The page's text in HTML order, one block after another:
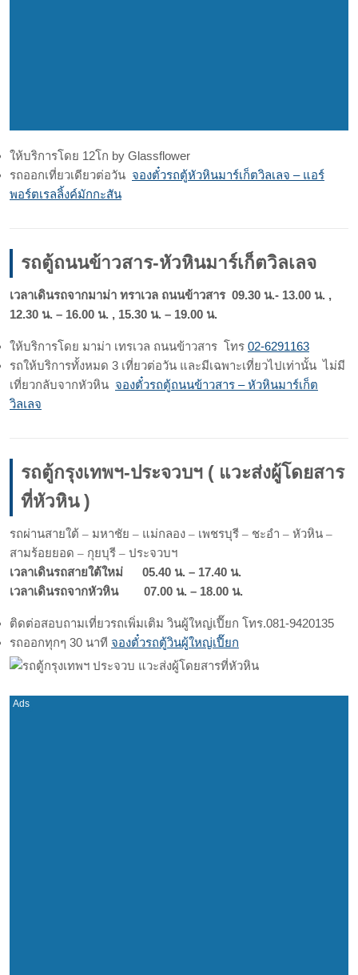
ให้บริการโดย 12โก by Glassflower
รถออกเที่ยวเดียวต่อวัน จองตั๋วรถตู้หัวหินมาร์เก็ตวิลเลจ – แอร์
พอร์ตเรลลิ้งค์มักกะสัน
รถตู้ถนนข้าวสาร-หัวหินมาร์เก็ตวิลเลจ
เวลาเดินรถจากมาม่า ทราเวล ถนนข้าวสาร 09.30 น.- 13.00 น. ,
12.30 น. – 16.00 น. , 15.30 น. – 19.00 น.
ให้บริการโดย มาม่า เทรเวล ถนนข้าวสาร โทร 02-6291163
รถให้บริการทั้งหมด 3 เที่ยวต่อวัน และมีเฉพาะเที่ยวไปเท่านั้น ไม่มี
เที่ยวกลับจากหัวหิน จองตั๋วรถตู้ถนนข้าวสาร – หัวหินมาร์เก็ต
วิลเลจ
รถตู้กรุงเทพฯ-ประจวบฯ ( แวะส่งผู้โดยสาร
ที่หัวหิน )
รถผ่านสายใต้ – มหาชัย – แม่กลอง – เพชรบุรี – ชะอำ – หัวหิน –
สามร้อยยอด – กุยบุรี – ประจวบฯ
เวลาเดินรถสายใต้ใหม่ 05.40 น. – 17.40 น.
เวลาเดินรถจากหัวหิน 07.00 น. – 18.00 น.
ติดต่อสอบถามเที่ยวรถเพิ่มเติม วินผู้ใหญ่เปี๊ยก โทร.081-9420135
รถออกทุกๆ 30 นาที จองตั๋วรถตู้วินผู้ใหญ่เปี๊ยก